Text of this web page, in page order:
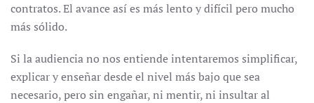
contratos. El avance así es más lento y difícil pero mucho
más sólido.
Si la audiencia no nos entiende intentaremos simplificar,
explicar y enseñar desde el nivel más bajo que sea
necesario, pero sin engañar, ni mentir, ni insultar al